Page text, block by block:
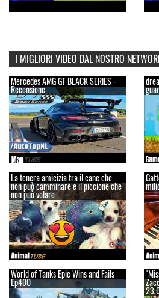
I MIGLIORI VIDEO DAL NOSTRO
Mercedes AMG GT BLACK SERIES -
Recensione
La tenera amicizia tra il cane che
non può camminare e il piccione che
non può volare
World of Tanks Epic Wins and Fails
Ep400